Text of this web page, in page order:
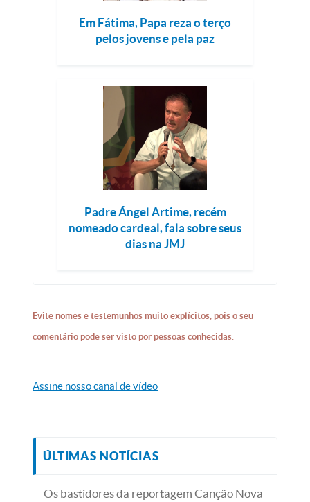
Em Fátima, Papa reza o terço
pelos jovens e pela paz
Padre Ángel Artime, recém
nomeado cardeal, fala sobre seus
dias na JMJ
Evite nomes e testemunhos muito explícitos, pois o seu
comentário pode ser visto por pessoas conhecidas.
Assine nosso canal de vídeo
ÚLTIMAS NOTÍCIAS
Os bastidores da reportagem Canção Nova